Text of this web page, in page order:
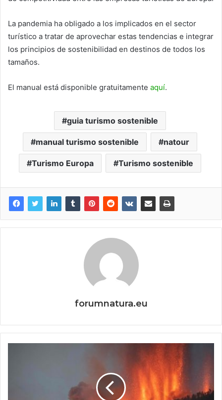
La pandemia ha obligado a los implicados en el sector
turístico a tratar de aprovechar estas tendencias e integrar
los principios de sostenibilidad en destinos de todos los
tamaños.
El manual está disponible gratuitamente aquí.
guia turismo sostenible
manual turismo sostenible natour
Turismo Europa Turismo sostenible
forumnatura.eu